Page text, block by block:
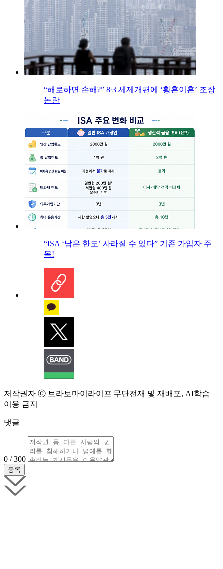
“해로하면 손해?” 8·3 세제개편에 ‘황혼이혼’ 조장
논란
“ISA ‘남은 한도’ 사라질 수 있다” 기존 가입자 주
목!
저작권자 ⓒ 브라보마이라이프 무단전재 및 재배포, AI학습
이용 금지
댓글
0 / 300